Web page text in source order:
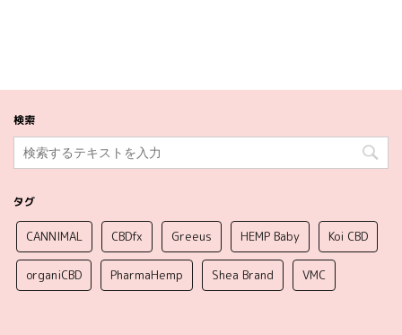
検索
タグ
CANNIMAL CBDfx Greeus HEMP Baby Koi CBD
organiCBD PharmaHemp Shea Brand VMC